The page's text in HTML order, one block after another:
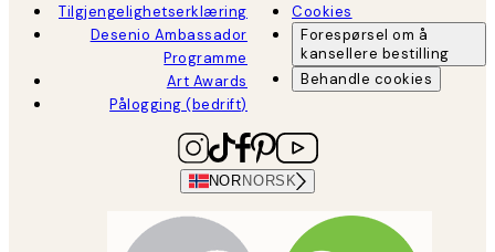
Tilgjengelighetserklæring
Desenio Ambassador
Programme
Art Awards
Pålogging (bedrift)
Cookies
Forespørsel om å
kansellere bestilling
Behandle cookies
NOR NORSK